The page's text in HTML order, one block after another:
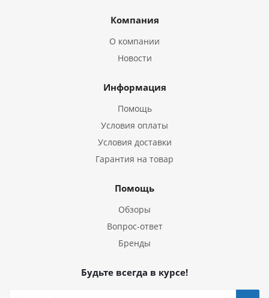
Компания
О компании
Новости
Информация
Помощь
Условия оплаты
Условия доставки
Гарантия на товар
Помощь
Обзоры
Вопрос-ответ
Бренды
Будьте всегда в курсе!